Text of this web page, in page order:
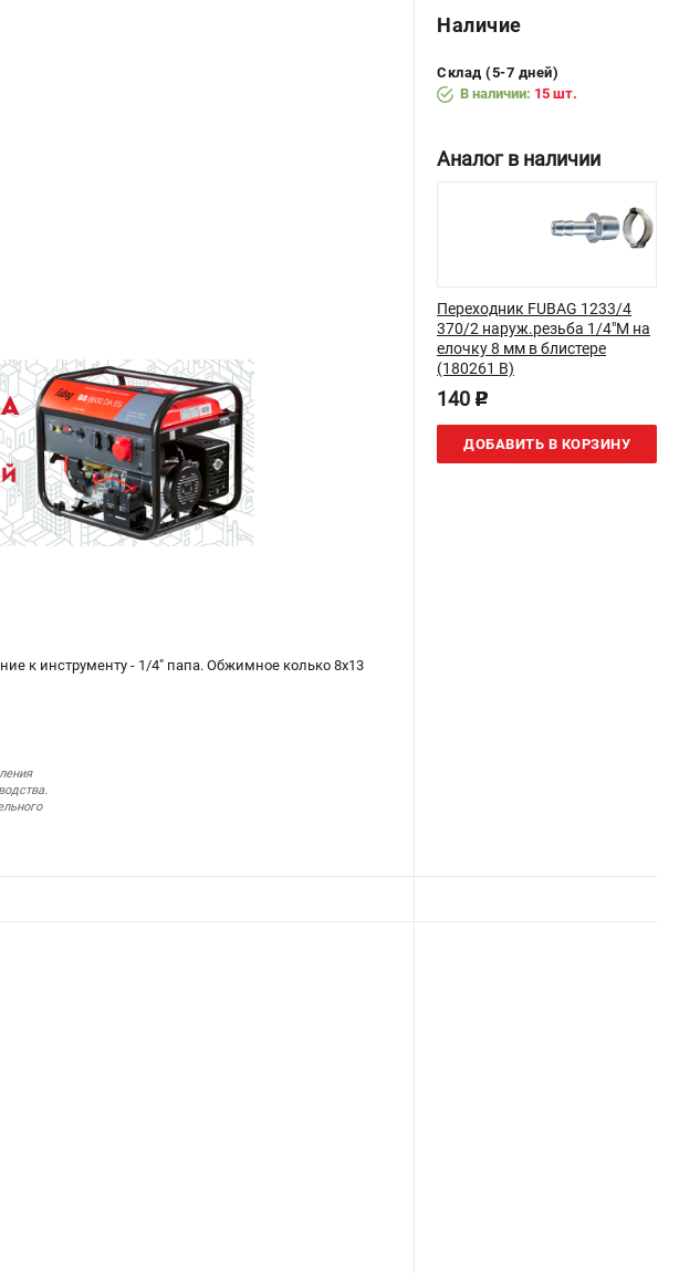
Наличие
Склад (5-7 дней)
В наличии: 15 шт.
Аналог в наличии
Переходник FUBAG 1233/4
370/2 наруж.резьба 1/4"M на
елочку 8 мм в блистере
(180261 B)
140 p
ДОБАВИТЬ В КОРЗИНУ
к инструменту - 1/4" папа. Обжимное колько 8x13